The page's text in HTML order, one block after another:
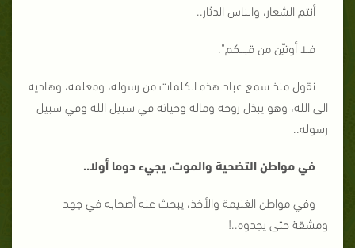
أنتم الشعار، والناس الدثار..
فلا أوتيّن من قبلكم".
نقول منذ سمع عباد هذه الكلمات من رسوله، ومعلمه، وهاديه
الى الله، وهو يبذل روحه وماله وحياته في سبيل الله وفي سبيل
رسوله..
في مواطن التضحية والموت، يجيء دوما أولا..
وفي مواطن الغنيمة والأخذ، يبحث عنه أصحابه في جهد
ومشقة حتى يجدوه..!